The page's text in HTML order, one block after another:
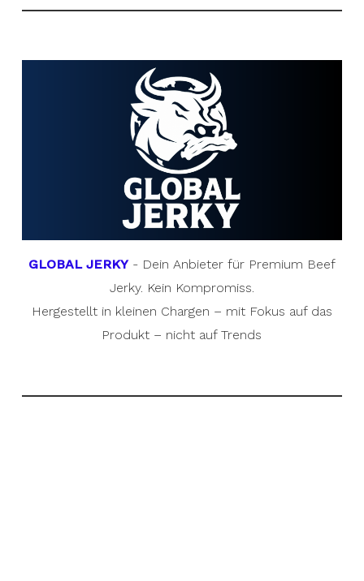
GLOBAL JERKY- Dein Anbieter für Premium Beef
Jerky. Kein Kompromiss.
Hergestellt in kleinen Chargen – mit Fokus auf das
Produkt – nicht auf Trends